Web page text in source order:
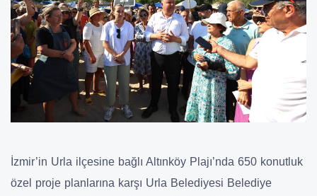
İzmir’in Urla ilçesine bağlı Altınköy Plajı’nda 650 konutluk
özel proje planlarına karşı Urla Belediyesi Belediye